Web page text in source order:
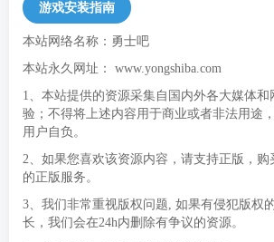
游戏安装指南
本站网络名称：勇士吧
本站永久网址： www.yongshiba.com
1、本站提供的资源采集自国内外各大媒体
验；不得将上述内容用于商业或者非法用途
用户自负。
2、如果您喜欢该资源内容，请支持正版，
的正版服务。
3、我们非常重视版权问题, 如果有侵犯版权
长，我们会在24h内删除有争议的资源。